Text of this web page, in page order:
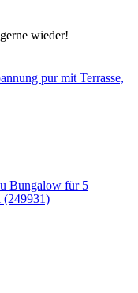
wieder!
pur mit Terrasse,
Bungalow für 5
(249931)